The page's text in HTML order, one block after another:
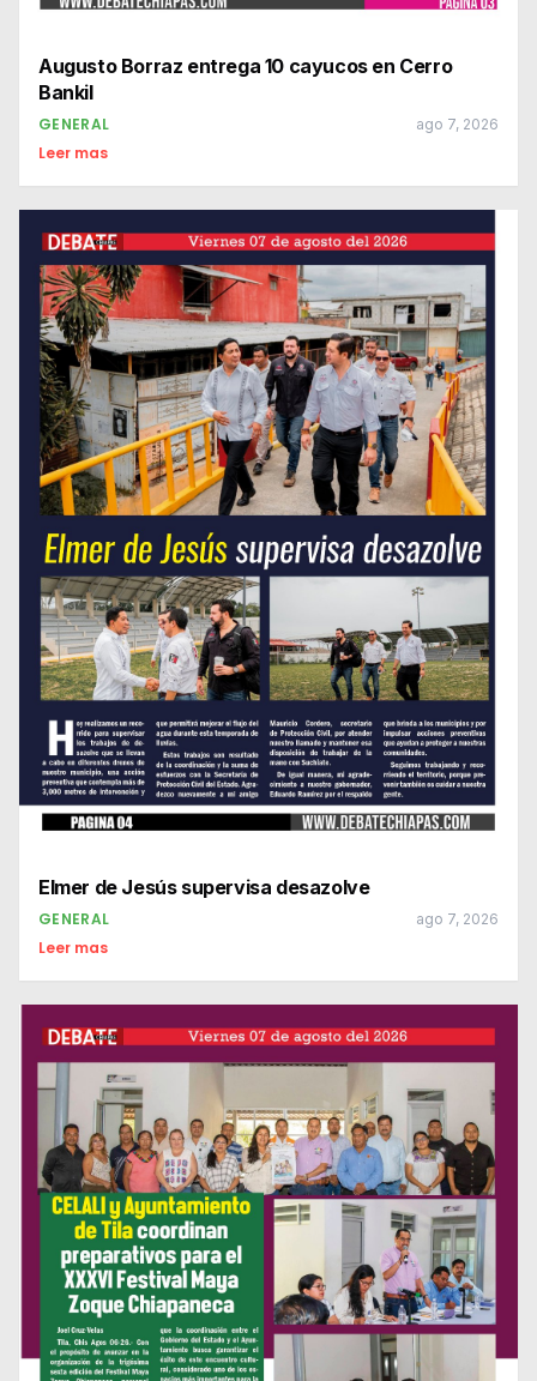
Augusto Borraz entrega 10 cayucos en Cerro
Bankil
GENERAL ago 7, 2026
Leer mas
Elmer de Jesús supervisa desazolve
GENERAL ago 7, 2026
Leer mas